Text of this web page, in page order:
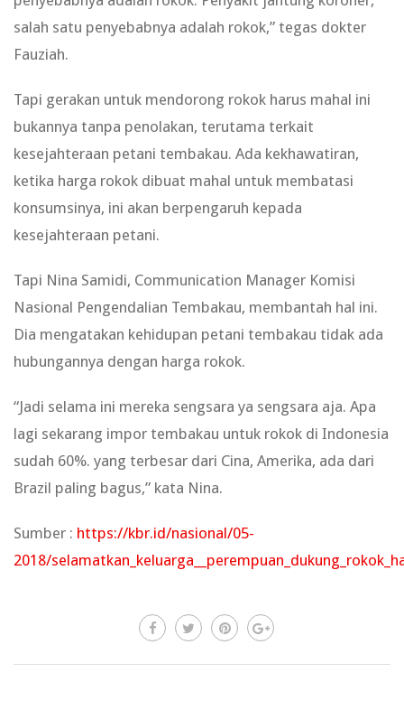
salah satu penyebabnya adalah rokok,” tegas dokter
Fauziah.
Tapi gerakan untuk mendorong rokok harus mahal ini
bukannya tanpa penolakan, terutama terkait
kesejahteraan petani tembakau. Ada kekhawatiran,
ketika harga rokok dibuat mahal untuk membatasi
konsumsinya, ini akan berpengaruh kepada
kesejahteraan petani.
Tapi Nina Samidi, Communication Manager Komisi
Nasional Pengendalian Tembakau, membantah hal ini.
Dia mengatakan kehidupan petani tembakau tidak ada
hubungannya dengan harga rokok.
“Jadi selama ini mereka sengsara ya sengsara aja. Apa
lagi sekarang impor tembakau untuk rokok di Indonesia
sudah 60%. yang terbesar dari Cina, Amerika, ada dari
Brazil paling bagus,” kata Nina.
Sumber : https://kbr.id/nasional/05-
2018/